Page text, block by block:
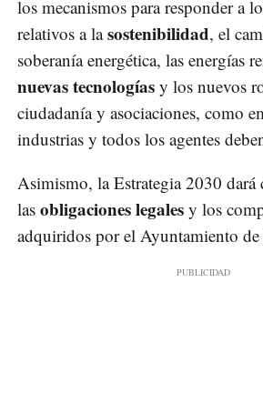
los mecanismos para responder a
relativos a lasostenibilidad, el
soberanía energética, las energías
nuevas tecnologías y los nuevos
ciudadanía y asociaciones, como
industrias y todos los agentes
Asimismo, la Estrategia 2030
las obligaciones legales y los
adquiridos por el Ayuntamiento